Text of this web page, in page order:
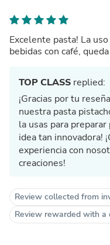
Excelente pasta! La
bebidas con café,
TOP CLASS replied:
¡Gracias por tu
nuestra pasta
la usas para preparar
idea tan innovadora!
experiencia con
creaciones!
Review collected from
Review rewarded with a